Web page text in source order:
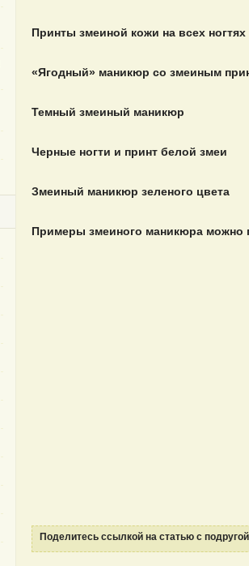
Принты змеиной кожи на всех ногтях
«Ягодный» маникюр со змеиным
Темный змеиный маникюр
Черные ногти и принт белой змеи
Змеиный маникюр зеленого цвета
Примеры змеиного маникюра можно
Поделитесь ссылкой на статью с